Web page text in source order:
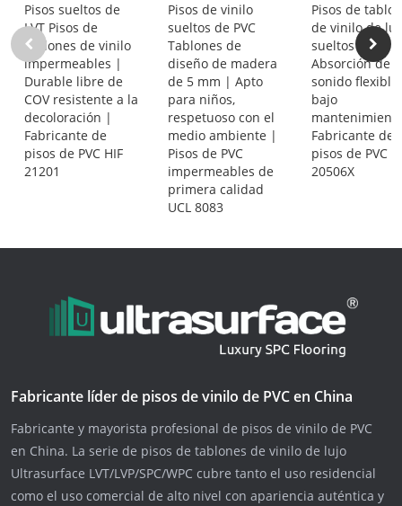
Pisos sueltos de
LVT Pisos de
tablones de vinilo
impermeables |
Durable libre de
COV resistente a la
decoloración |
Fabricante de
pisos de PVC HIF
21201
Pisos de vinilo
sueltos de PVC
Tablones de
diseño de madera
de 5 mm | Apto
para niños,
respetuoso con el
medio ambiente |
Pisos de PVC
impermeables de
primera calidad
UCL 8083
Pisos de
de vinilo de
sueltos |
Absorción de
sonido flexible
bajo
Fabricante de
pisos de PVC
20506X
Fabricante líder de pisos de vinilo de PVC en China
Fabricante y mayorista profesional de pisos de vinilo de PVC
en China. La serie de pisos de tablones de vinilo de lujo
Ultrasurface LVT/LVP/SPC/WPC cubre tanto el uso residencial
como el uso comercial de alto nivel con apariencia auténtica y